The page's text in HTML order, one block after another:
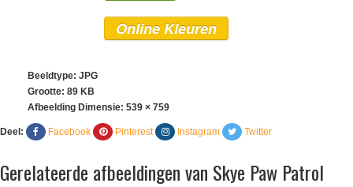
Online Kleuren
Beeldtype: JPG
Grootte: 89 KB
Afbeelding Dimensie: 539 × 759
Deel: Facebook Pinterest Instagram Twitter
Gerelateerde afbeeldingen van Skye Paw Patrol